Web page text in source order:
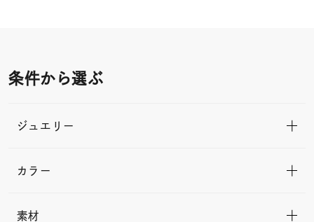
条件から選ぶ
ジュエリー
カラー
素材